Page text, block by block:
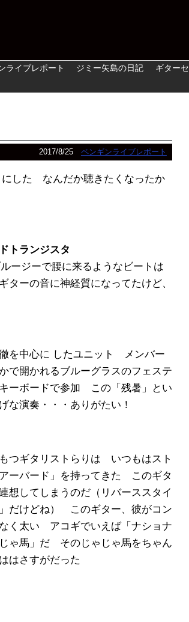
ライブレポート ジミー矢島の日記 ギター
2017/8/25 ペンギンライブレポート
にした なんだか聴きたくなったか
トランジスタ
ージーで腰に来るようなビートは
ーの音に神経質になってたけど、
を中心に したユニット メンバー
で開かれるブルーグラスのフェステ
ーボードで参加 この「残暑」とい
な演奏・・・ありがたい！
つギタリストらりは いつもはスト
ーバード」を持ってきた このギタ
想してしまうのだ（リバーススタイ
だけどね） このギター、彼がコン
く太い アコギでいえば「ナショナ
ゃ馬」だ そのじゃじゃ馬をちゃん
はさすがだった